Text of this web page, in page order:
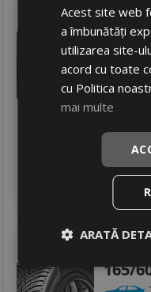
165/
335
478
165/
Acest site web
a îmbunătăți
utilizarea site-
acord cu toate
cu Politica
mai multe
ARATĂ